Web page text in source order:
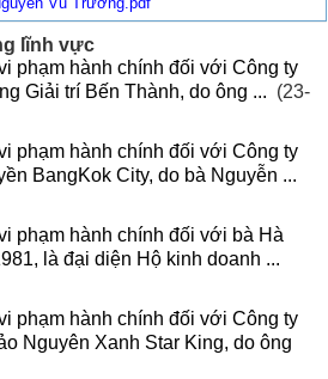
lĩnh vực
phạm hành chính đối với Công ty
Giải trí Bến Thành, do ông ... (23-
phạm hành chính đối với Công ty
BangKok City, do bà Nguyễn ...
phạm hành chính đối với bà Hà
là đại diện Hộ kinh doanh ...
phạm hành chính đối với Công ty
Nguyên Xanh Star King, do ông